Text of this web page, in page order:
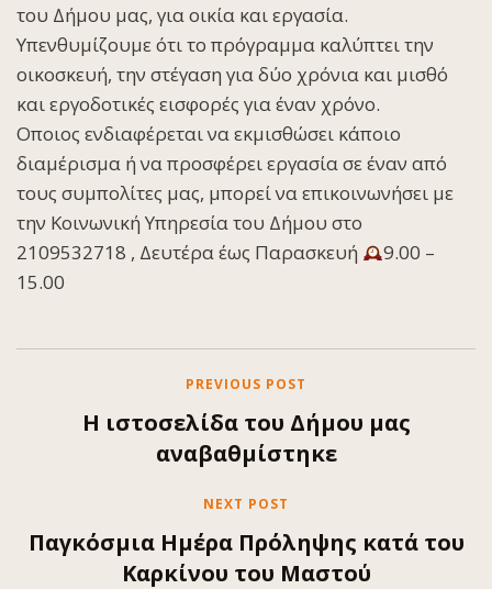
του Δήμου μας, για οικία και εργασία.
Υπενθυμίζουμε ότι το πρόγραμμα καλύπτει την
οικοσκευή, την στέγαση για δύο χρόνια και μισθό
και εργοδοτικές εισφορές για έναν χρόνο.
Οποιος ενδιαφέρεται να εκμισθώσει κάποιο
διαμέρισμα ή να προσφέρει εργασία σε έναν από
τους συμπολίτες μας, μπορεί να επικοινωνήσει με
την Κοινωνική Υπηρεσία του Δήμου στο
2109532718 , Δευτέρα έως Παρασκευή
9.00 –
15.00
PREVIOUS POST
Η ιστοσελίδα του Δήμου μας
αναβαθμίστηκε
NEXT POST
Παγκόσμια Ημέρα Πρόληψης κατά του
Καρκίνου του Μαστού